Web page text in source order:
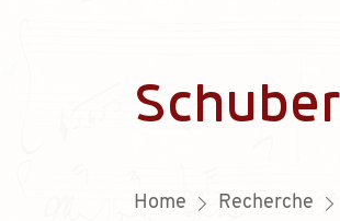
Home Recherche